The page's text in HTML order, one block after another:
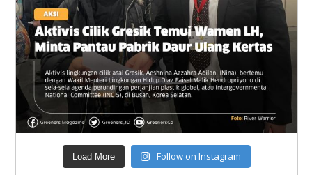
Load More Follow on Instagram